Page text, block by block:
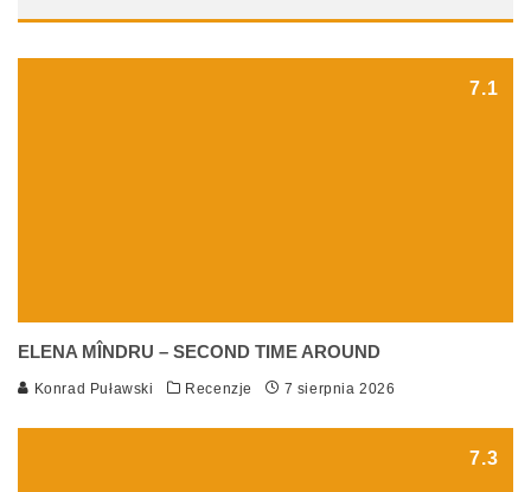
7.1
ELENA MÎNDRU – SECOND TIME AROUND
Konrad Puławski Recenzje 7 sierpnia 2026
7.3